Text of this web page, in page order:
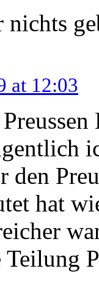
at 12:03
hat